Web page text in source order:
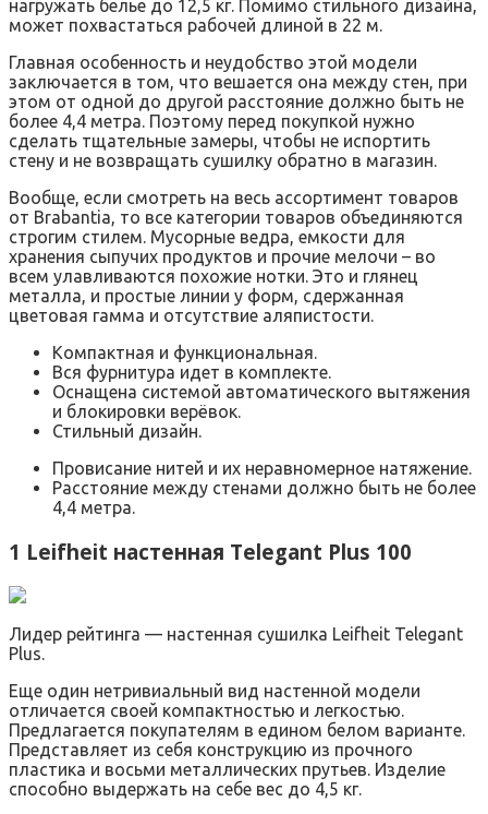
нагружать белье до 12,5 кг. Помимо стильного дизайна,
может похвастаться рабочей длиной в 22 м.
Главная особенность и неудобство этой модели
заключается в том, что вешается она между стен, при
этом от одной до другой расстояние должно быть не
более 4,4 метра. Поэтому перед покупкой нужно
сделать тщательные замеры, чтобы не испортить
стену и не возвращать сушилку обратно в магазин.
Вообще, если смотреть на весь ассортимент товаров
от Brabantia, то все категории товаров объединяются
строгим стилем. Мусорные ведра, емкости для
хранения сыпучих продуктов и прочие мелочи – во
всем улавливаются похожие нотки. Это и глянец
металла, и простые линии у форм, сдержанная
цветовая гамма и отсутствие аляпистости.
Компактная и функциональная.
Вся фурнитура идет в комплекте.
Оснащена системой автоматического вытяжения
и блокировки верёвок.
Стильный дизайн.
Провисание нитей и их неравномерное натяжение.
Расстояние между стенами должно быть не более
4,4 метра.
1 Leifheit настенная Telegant Plus 100
Лидер рейтинга — настенная сушилка Leifheit Telegant
Plus.
Еще один нетривиальный вид настенной модели
отличается своей компактностью и легкостью.
Предлагается покупателям в едином белом варианте.
Представляет из себя конструкцию из прочного
пластика и восьми металлических прутьев. Изделие
способно выдержать на себе вес до 4,5 кг.